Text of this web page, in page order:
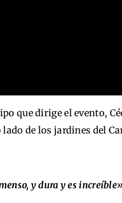
que dirige el evento,
de los jardines del
y dura y es